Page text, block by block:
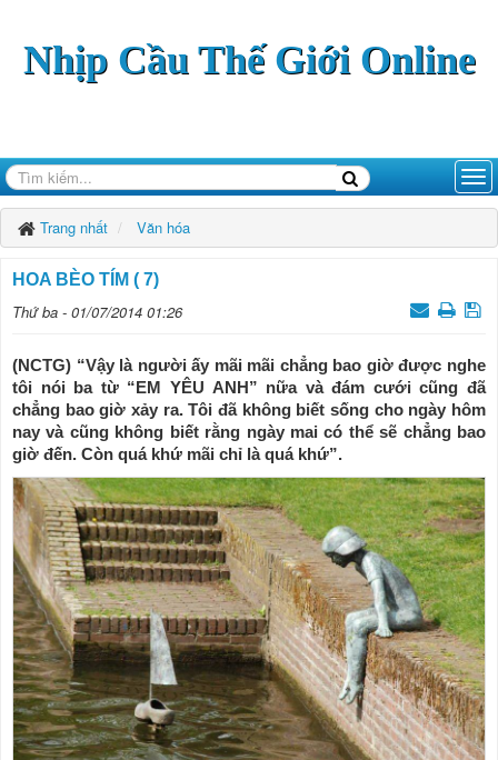
Nhịp Cầu Thế Giới Online
Trang nhất Văn hóa
HOA BÈO TÍM ( 7)
Thứ ba - 01/07/2014 01:26
(NCTG) “Vậy là người ấy mãi mãi chẳng bao giờ được nghe
tôi nói ba từ “EM YÊU ANH” nữa và đám cưới cũng đã
chẳng bao giờ xảy ra. Tôi đã không biết sống cho ngày hôm
nay và cũng không biết rằng ngày mai có thể sẽ chẳng bao
giờ đến. Còn quá khứ mãi chỉ là quá khứ”.